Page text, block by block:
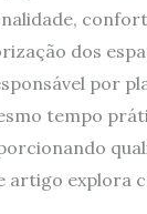
dos
por
tempo
artigo explora